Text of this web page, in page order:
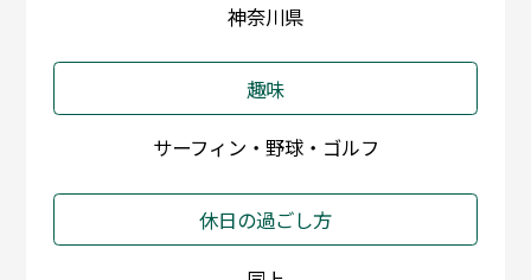
神奈川県
趣味
サーフィン・野球・ゴルフ
休日の過ごし方